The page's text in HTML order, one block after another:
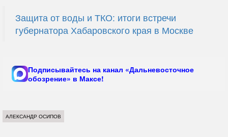
Защита от воды и ТКО: итоги встречи
губернатора Хабаровского края в Москве
Подписывайтесь на канал «Дальневосточное
обозрение» в Максе!
АЛЕКСАНДР ОСИПОВ